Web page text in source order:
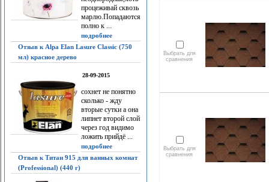
процеживай сквозь
марлю.Попадаются
полно к ...
подробнее
Отзыв к Alpa Elan Lasure Classic (750
мл) красное дерево
28-09-2015
сохнет не понятно
сколько - жду
вторые сутки а она
липнет второй слой
через год видимо
ложить прийдё ...
подробнее
Отзыв к Титан 915 для ванных комнат
(Professional) (440 г)
Выбрать для
сравнения
Выбрать для
сравнения